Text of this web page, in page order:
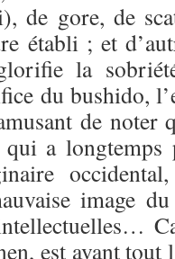
de gore, de
établi ; et
la
du bushido,
de noter
qui a
image
est avant